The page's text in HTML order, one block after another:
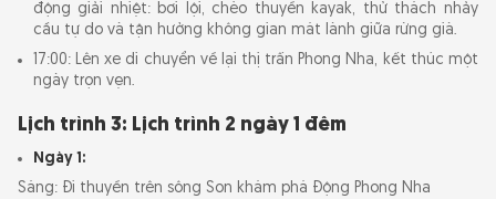
động giải nhiệt: bơi lội, chèo thuyền kayak, thử thách nhảy
cầu tự do và tận hưởng không gian mát lành giữa rừng già.
17:00: Lên xe di chuyển về lại thị trấn Phong Nha, kết thúc một
ngày trọn vẹn.
Lịch trình 3: Lịch trình 2 ngày 1 đêm
Ngày 1:
Sáng: Đi thuyền trên sông Son khám phá Động Phong Nha